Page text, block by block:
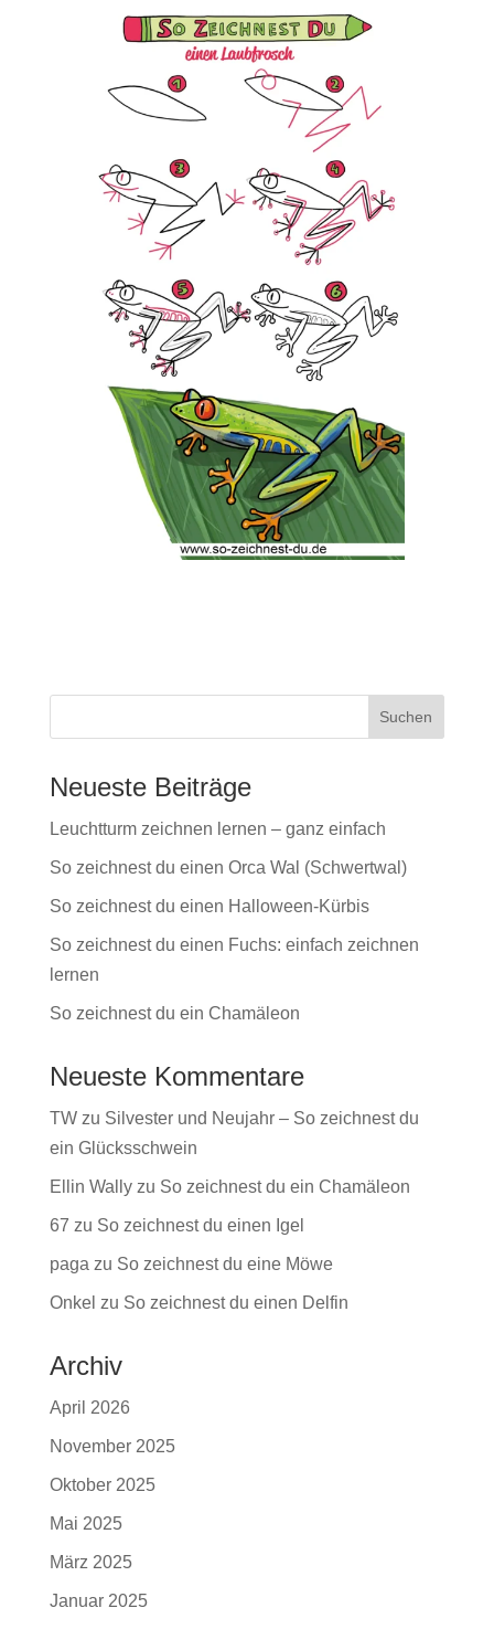
Neueste Beiträge
Leuchtturm zeichnen lernen – ganz einfach
So zeichnest du einen Orca Wal (Schwertwal)
So zeichnest du einen Halloween-Kürbis
So zeichnest du einen Fuchs: einfach zeichnen
lernen
So zeichnest du ein Chamäleon
Neueste Kommentare
TWzu Silvester und Neujahr – So zeichnest du
ein Glücksschwein
Ellin Wallyzu So zeichnest du ein Chamäleon
67 zu So zeichnest du einen Igel
pagazu So zeichnest du eine Möwe
Onkel zu So zeichnest du einen Delfin
Archiv
April 2026
November 2025
Oktober 2025
Mai 2025
März 2025
Januar 2025